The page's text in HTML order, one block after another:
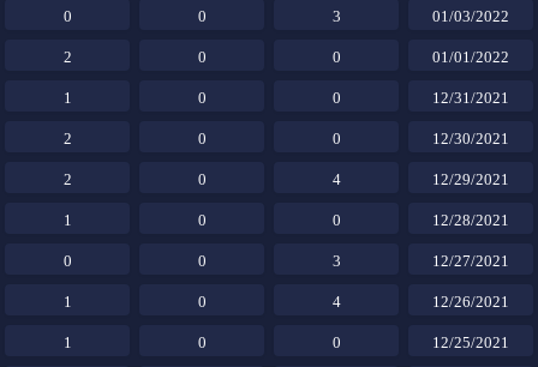
01/03/2022
3
0
0
01/01/2022
0
0
2
12/31/2021
0
0
1
12/30/2021
0
0
2
12/29/2021
4
0
2
12/28/2021
0
0
1
12/27/2021
3
0
0
12/26/2021
4
0
1
12/25/2021
0
0
1